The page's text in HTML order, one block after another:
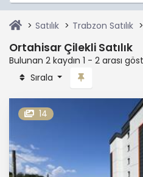
Satılık Trabzon Satılık
Ortahisar Çilekli Satılık
Bulunan 2 kaydın 1 - 2 arası
Sırala
14